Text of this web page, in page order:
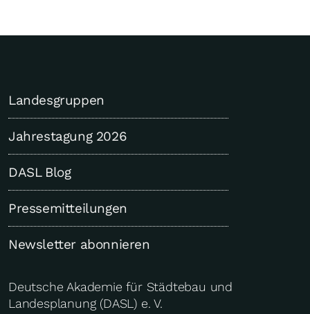
Landesgruppen
Jahrestagung 2026
DASL Blog
Pressemitteilungen
Newsletter abonnieren
Deutsche Akademie für Städtebau und
Landesplanung (DASL) e. V.